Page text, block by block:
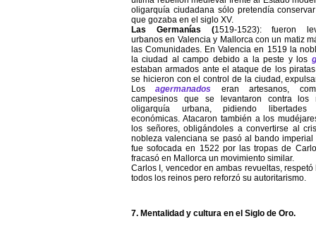
oligarquía ciudadana sólo pretendía
que gozaba en el siglo XV.
Las Germanías (1519-1523): fueron
urbanos en Valencia y Mallorca con un matiz
las Comunidades. En Valencia en 1519 la
la ciudad al campo debido a la peste y los
estaban armados ante el ataque de los
se hicieron con el control de la ciudad,
Losagermanados
eran artesanos,
campesinos que se levantaron contra
oligarquía urbana, pidiendo
económicas. Atacaron también a los
los señores, obligándoles a convertirse al
nobleza valenciana se pasó al bando
fue sofocada en 1522 por las tropas de
fracasó en Mallorca un movimiento similar.
Carlos I, vencedor en ambas revueltas, respetó
todos los reinos pero reforzó su autoritarismo.
7. Mentalidad y cultura en el Siglo de Oro.